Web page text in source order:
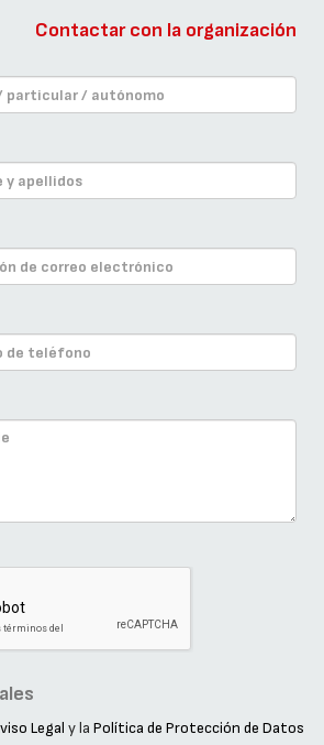
Contactar con la organización
Legal y la Política de Protección de Datos